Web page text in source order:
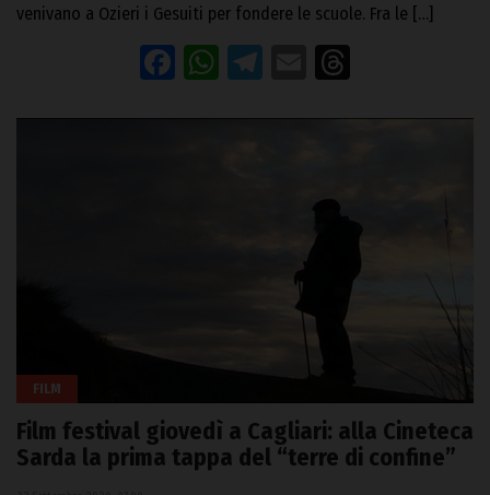
venivano a Ozieri i Gesuiti per fondere le scuole. Fra le […]
Facebook
WhatsApp
Telegram
Email
FILM
Film festival giovedì a Cagliari: alla Cineteca
Sarda la prima tappa del “terre di confine”